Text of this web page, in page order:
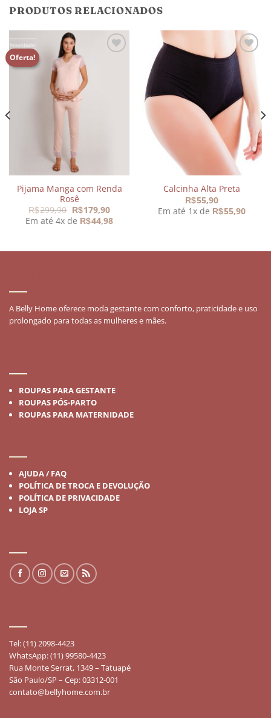
PRODUTOS RELACIONADOS
Oferta!
Pijama Manga com Renda
Rosê
R$299,90 O
preço
original
R$179,90O
preço
atual
Em até 4x de R$44,98
Adicionar
aos
meus
desejos
Calcinha Alta Preta
R$55,90
Em até 1x de R$55,90
A Belly Home oferece moda gestante com conforto, praticidade e uso
prolongado para todas as mulheres e mães.
ROUPAS PARA GESTANTE
ROUPAS PÓS-PARTO
ROUPAS PARA MATERNIDADE
AJUDA / FAQ
POLÍTICA DE TROCA E DEVOLUÇÃO
POLÍTICA DE PRIVACIDADE
LOJA SP
Tel: (11) 2098-4423
WhatsApp: (11) 99580-4423
Rua Monte Serrat, 1349 – Tatuapé
São Paulo/SP – Cep: 03312-001
contato@bellyhome.com.br